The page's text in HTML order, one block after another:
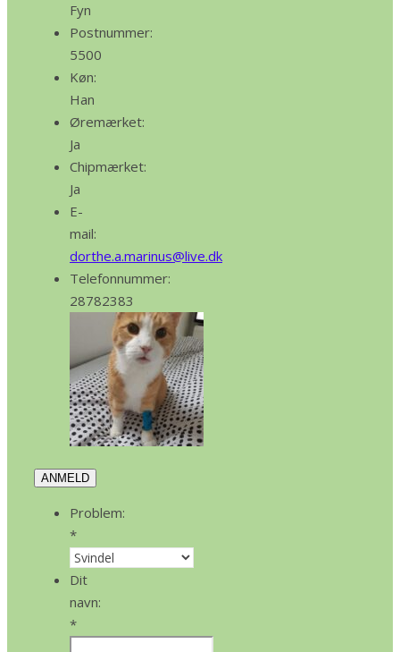
Fyn
Postnummer:
5500
Køn:
Han
Øremærket:
Ja
Chipmærket:
Ja
E-
mail:
dorthe.a.marinus@live.dk
Telefonnummer:
28782383
ANMELD
Problem:
*
Dit
navn:
*